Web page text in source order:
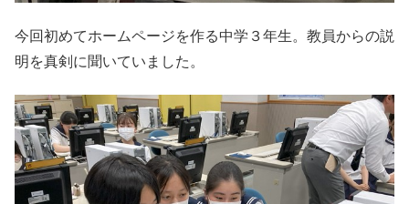
今回初めてホームページを作る中学３年生。教員からの説
明を真剣に聞いていました。